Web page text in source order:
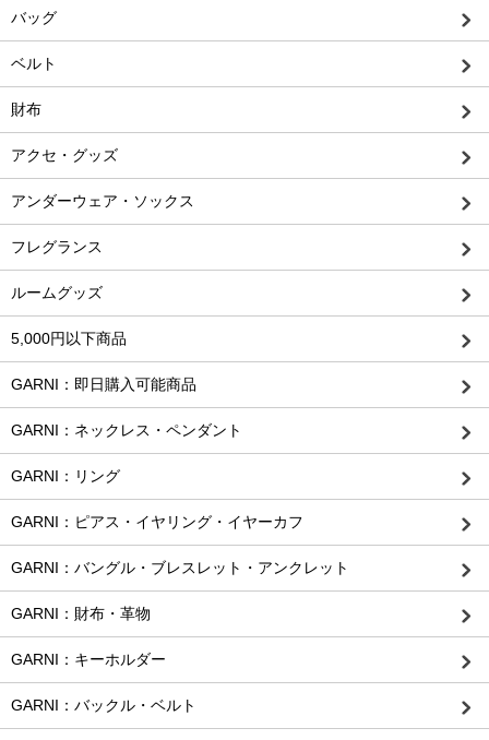
バッグ
ベルト
財布
アクセ・グッズ
アンダーウェア・ソックス
フレグランス
ルームグッズ
5,000円以下商品
GARNI：即日購入可能商品
GARNI：ネックレス・ペンダント
GARNI：リング
GARNI：ピアス・イヤリング・イヤーカフ
GARNI：バングル・ブレスレット・アンクレット
GARNI：財布・革物
GARNI：キーホルダー
GARNI：バックル・ベルト